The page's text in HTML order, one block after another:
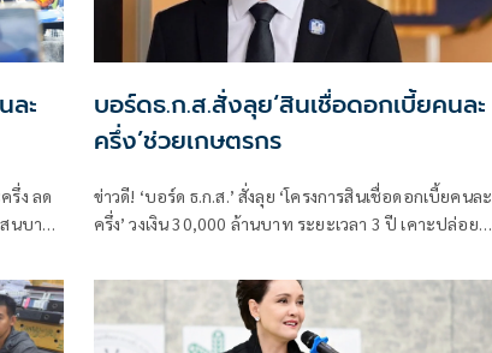
ละ
รึ่ง ลด
สนบาท
บอร์ดธ.ก.ส.สั่งลุย‘สินเชื่อดอกเบี้ยคนละ
ครึ่ง’ช่วยเกษตรกร
ข่าวดี! ‘บอร์ด ธ.ก.ส.’ สั่งลุย ‘โครงการสินเชื่อดอกเบี้ยคนละ
ครึ่ง’ วงเงิน 30,000 ล้านบาท ระยะเวลา 3 ปี เคาะปล่อยกู้
รายได้เกษตรกรอย่างยั่งยืน